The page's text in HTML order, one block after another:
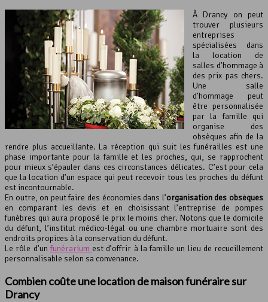
À Drancy on peut
trouver plusieurs
entreprises
spécialisées dans
la location de
salles d’hommage à
des prix pas chers.
Une salle
d’hommage peut
être personnalisée
par la famille qui
organise des
obsèques afin de la
rendre plus accueillante. La réception qui suit les funérailles est une
phase importante pour la famille et les proches, qui, se rapprochent
pour mieux s’épauler dans ces circonstances délicates. C’est pour cela
que la location d’un espace qui peut recevoir tous les proches du défunt
est incontournable.
En outre, on peut faire des économies dans l’organisation des obsèques
en comparant les devis et en choisissant l’entreprise de pompes
funèbres qui aura proposé le prix le moins cher. Notons que le domicile
du défunt, l’institut médico-légal ou une chambre mortuaire sont des
endroits propices à la conservation du défunt.
Le rôle d’un funérarium est d’offrir à la famille un lieu de recueillement
personnalisable selon sa convenance.
Combien coûte une location demaison funérairesur
Drancy